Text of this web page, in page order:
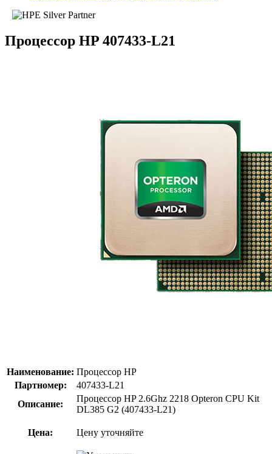
Процессор HP 407433-L21
Наименование: Процессор HP
Партномер:
407433-L21
Описание:
Процессор HP 2.6Ghz 2218 Opteron CPU Kit
DL385 G2 (407433-L21)
Цена: Цену уточняйте